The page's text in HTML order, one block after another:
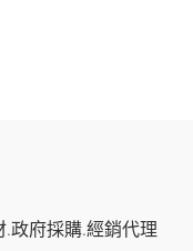
政府採購.經銷代理